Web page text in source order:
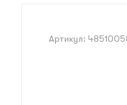
Артикул: